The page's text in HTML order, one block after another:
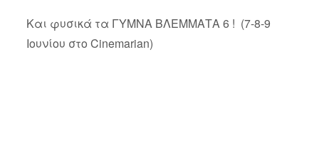
Και φυσικά τα ΓΥΜΝΑ ΒΛΕΜΜΑΤΑ 6 ! (7-8-9
Ιουνίου στο Cinemarian)